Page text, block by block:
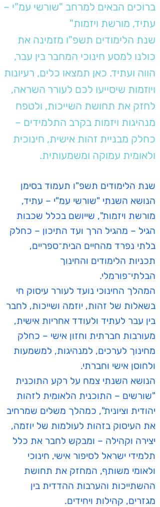
ברוכים הבאים למרחב "שורשי עמ"י –
עתיד, מורשת ויזמות"
שנת הלימודים תשפ"ו מזמינה את
כולנו למסע חינוכי המחבר בין עבר,
הווה ועתיד. כאן תמצאו כלים, רעיונות
ויוזמות שיסייעו לכם לעורר השראה,
לחזק את תחושת השייכות, ולטפח
מנהיגות ויזמות בקרב התלמידים –
כחלק מבניית זהות אישית, חינוכית
ולאומית עמוקה ומשמעותית.
שנת הלימודים תשפ"ו תעמוד בסימן
הנושא השנתי "שורשי עמ"י – עתיד,
מורשת ויזמות", שייושם בכלל שכבות
הגיל – מהגיל הרך ועד התיכון – כחלק
בלתי נפרד מהחיים הבית־ספריים,
תכניות הלימודים והחינוך
הבלתי־פורמלי.
המהלך החינוכי נועד לעורר עיסוק חי
בשאלות של זהות, יוזמה ושייכות, לחבר
בין עבר לעתיד ולעודד אחריות אישית,
מעורבות חברתית וחזון אישי – כחלק
מחינוך לערכים, למנהיגות, למשמעות
ולחוסן אישי וחברתי.
הנושא השנתי צמח על רקע התוכנית
"שורשים – התוכנית הלאומית לזהות
יהודית וציונית", כמהלך משלים שמרחיב
את העיסוק בזהות לעולמות של יוזמה,
יצירה וקהילה – ומבקש לחבר את כלל
תלמידי ישראל לסיפור אישי, חינוכי
ולאומי משותף, המחזק את תחושת
ההשתייכות והערבות ההדדית בין
מגזרים, קהילות ויחידים.